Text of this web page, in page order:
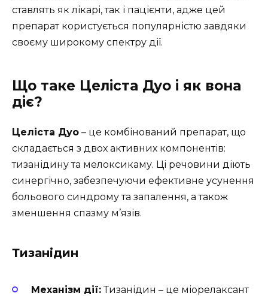
ставлять як лікарі, так і пацієнти, адже цей
препарат користується популярністю завдяки
своєму широкому спектру дії.
Що таке Целіста Дуо і як вона
діє?
Целіста Дуо – це комбінований препарат, що
складається з двох активних компонентів:
тизанідину та мелоксикаму. Ці речовини діють
синергічно, забезпечуючи ефективне усунення
больового синдрому та запалення, а також
зменшення спазму м’язів.
Тизанідин
Механізм дії:Тизанідин – це міорелаксант